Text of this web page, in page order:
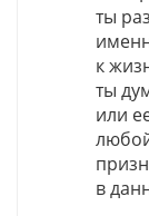
ты
к
ты
или
в